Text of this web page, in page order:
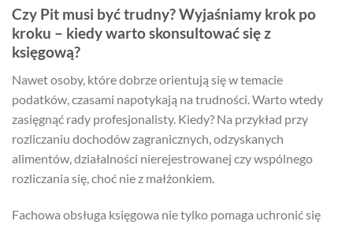
Czy Pit musi być trudny? Wyjaśniamy krok po
kroku – kiedy warto skonsultować się z
księgową?
Nawet osoby, które dobrze orientują się w temacie
podatków, czasami napotykają na trudności. Warto wtedy
zasięgnąć rady profesjonalisty. Kiedy? Na przykład przy
rozliczaniu dochodów zagranicznych, odzyskanych
alimentów, działalności nierejestrowanej czy wspólnego
rozliczania się, choć nie z małżonkiem.
Fachowa obsługa księgowa nie tylko pomaga uchronić się